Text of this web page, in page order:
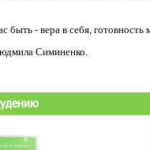
быть - вера в себя,
Симиненко.